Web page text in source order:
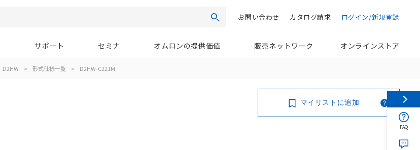
検索 ログイン/新規登録
カタログ請求
お問い合わせ
サポート セミナ オムロンの提供価値 販売ネットワーク オンラインストア
D2HW > 形式仕様一覧 > D2HW-C221M
マイリストに追加
FAQ